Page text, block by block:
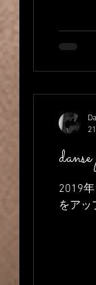
2019
をアッ